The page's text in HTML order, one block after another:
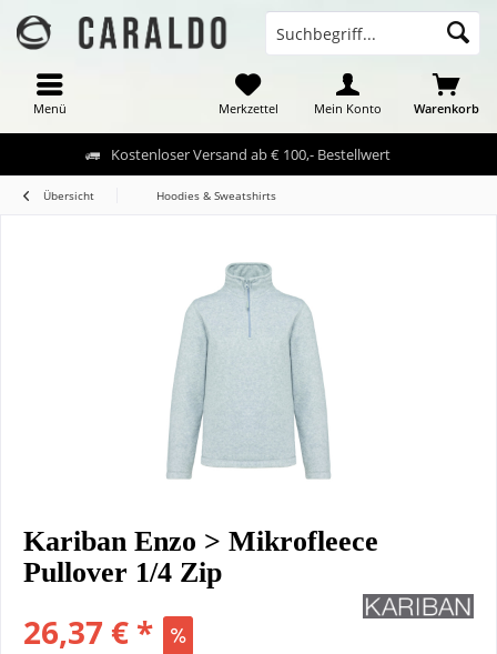
Kostenloser Versand ab € 100,- Bestellwert
Menü Warenkorb
Merkzettel Mein Konto
Übersicht Hoodies & Sweatshirts
Kariban Enzo > Mikrofleece
Pullover 1/4 Zip
26,37 € *